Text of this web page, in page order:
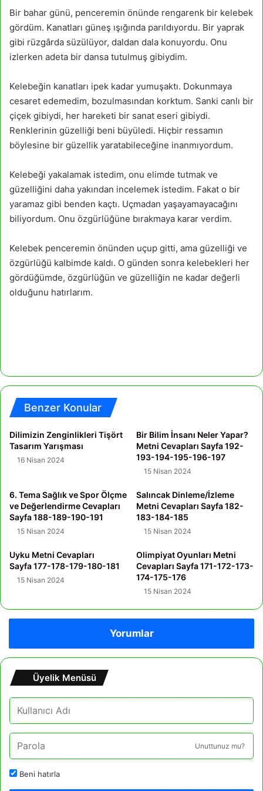
Bir bahar günü, penceremin önünde rengarenk bir kelebek
gördüm. Kanatları güneş ışığında parıldıyordu. Bir yaprak
gibi rüzgârda süzülüyor, daldan dala konuyordu. Onu
izlerken adeta bir dansa tutulmuş gibiydim.
Kelebeğin kanatları ipek kadar yumuşaktı. Dokunmaya
cesaret edemedim, bozulmasından korktum. Sanki canlı bir
çiçek gibiydi, her hareketi bir sanat eseri gibiydi.
Renklerinin güzelliği beni büyüledi. Hiçbir ressamın
böylesine bir güzellik yaratabileceğine inanmıyordum.
Kelebeği yakalamak istedim, onu elimde tutmak ve
güzelliğini daha yakından incelemek istedim. Fakat o bir
yaramaz gibi benden kaçtı. Uçmadan yaşayamayacağını
biliyordum. Onu özgürlüğüne bırakmaya karar verdim.
Kelebek penceremin önünden uçup gitti, ama güzelliği ve
özgürlüğü kalbimde kaldı. O günden sonra kelebekleri her
gördüğümde, özgürlüğün ve güzelliğin ne kadar değerli
olduğunu hatırlarım.
Benzer Konular
Dilimizin Zenginlikleri Tişört
Tasarım Yarışması
16 Nisan 2024
Bir Bilim İnsanı Neler Yapar?
Metni Cevapları Sayfa 192-
193-194-195-196-197
15 Nisan 2024
6. Tema Sağlık ve Spor Ölçme
ve Değerlendirme Cevapları
Sayfa 188-189-190-191
15 Nisan 2024
Salıncak Dinleme/İzleme
Metni Cevapları Sayfa 182-
183-184-185
15 Nisan 2024
Uyku Metni Cevapları
Sayfa 177-178-179-180-181
15 Nisan 2024
Olimpiyat Oyunları Metni
Cevapları Sayfa 171-172-173-
174-175-176
15 Nisan 2024
Yorumlar
Üyelik Menüsü
Unuttunuz mu?
Beni hatırla